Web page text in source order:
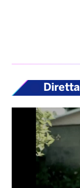
Diretta